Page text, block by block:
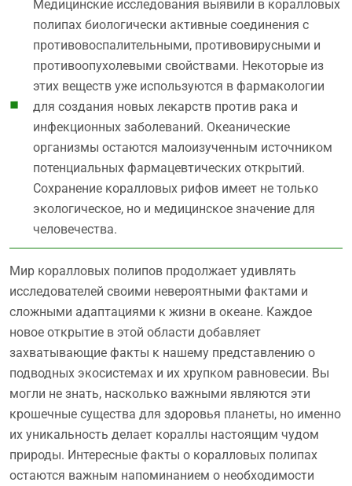
Медицинские исследования выявили в коралловых
полипах биологически активные соединения с
противовоспалительными, противовирусными и
противоопухолевыми свойствами. Некоторые из
этих веществ уже используются в фармакологии
для создания новых лекарств против рака и
инфекционных заболеваний. Океанические
организмы остаются малоизученным источником
потенциальных фармацевтических открытий.
Сохранение коралловых рифов имеет не только
экологическое, но и медицинское значение для
человечества.
Мир коралловых полипов продолжает удивлять
исследователей своими невероятными фактами и
сложными адаптациями к жизни в океане. Каждое
новое открытие в этой области добавляет
захватывающие факты к нашему представлению о
подводных экосистемах и их хрупком равновесии. Вы
могли не знать, насколько важными являются эти
крошечные существа для здоровья планеты, но именно
их уникальность делает кораллы настоящим чудом
природы. Интересные факты о коралловых полипах
остаются важным напоминанием о необходимости